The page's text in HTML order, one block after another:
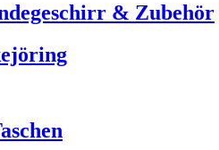
& Zubehör